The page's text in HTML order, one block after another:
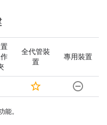
全代管裝
置
專用裝置
star_border remove_circle_outline
能。